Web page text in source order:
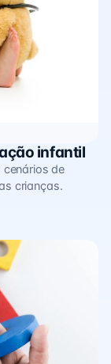
infantil
cenários de
crianças.